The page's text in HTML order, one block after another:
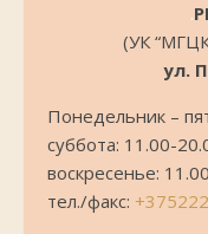
.
(УК
ул.
Понедельник –
суббота: 11.00-
воскресенье:
тел./факс: